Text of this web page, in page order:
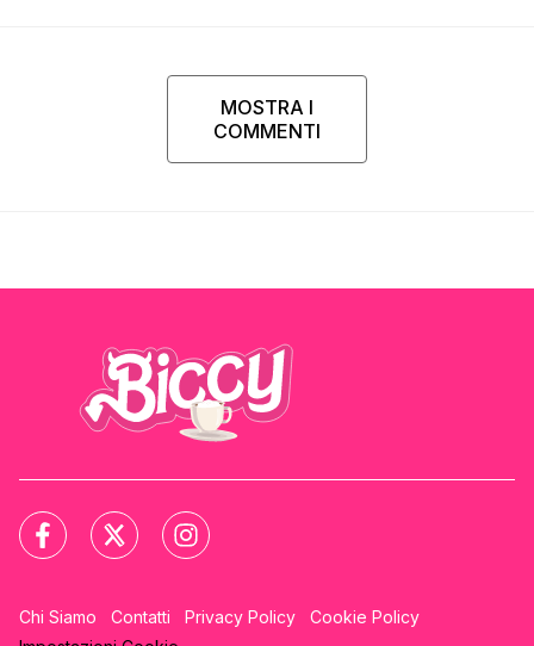
MOSTRA I
COMMENTI
Chi Siamo Contatti Privacy Policy
Cookie Policy